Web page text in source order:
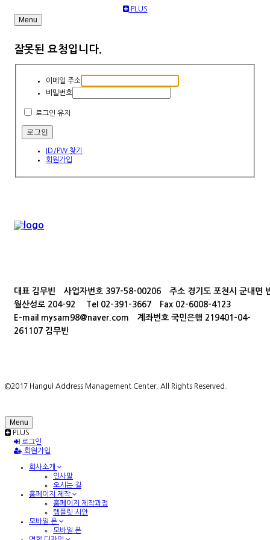
PLUS
Menu
잘못된 요청입니다.
이메일 주소
비밀번호
로그인 유지
ID/PW 찾기
회원가입
대표 김무빈 사업자번호 397-58-00206 주소 경기도 포천시 군내면
월산성로 204-92 Tel 02-391-3667 Fax 02-6008-4123
E-mail mysam98@naver.com 계좌번호 국민은행 219401-04-
261107 김무빈
©2017 Hangul Address Management Center. All Rights Reserved.
Menu
PLUS
로그인
회원가입
회사소개
인사말
오시는 길
홈페이지 제작
홈페이지 제작과정
템플릿 시안
모바일 폰
모바일 폰